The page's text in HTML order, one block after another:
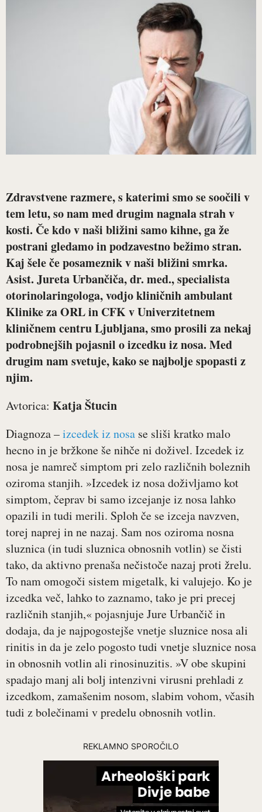
Zdravstvene razmere, s katerimi smo se soočili v
tem letu, so nam med drugim nagnala strah v
kosti. Če kdo v naši bližini samo kihne, ga že
postrani gledamo in podzavestno bežimo stran.
Kaj šele če posameznik v naši bližini smrka.
Asist. Jureta Urbančiča, dr. med., specialista
otorinolaringologa, vodjo kliničnih ambulant
Klinike za ORL in CFK v Univerzitetnem
kliničnem centru Ljubljana, smo prosili za nekaj
podrobnejših pojasnil o izcedku iz nosa. Med
drugim nam svetuje, kako se najbolje spopasti z
njim.
Avtorica: Katja Štucin
Diagnoza –izcedek iz nosa se sliši kratko malo
hecno in je bržkone še nihče ni doživel. Izcedek iz
nosa je namreč simptom pri zelo različnih boleznih
oziroma stanjih. »Izcedek iz nosa doživljamo kot
simptom, čeprav bi samo izcejanje iz nosa lahko
opazili in tudi merili. Sploh če se izceja navzven,
torej naprej in ne nazaj. Sam nos oziroma nosna
sluznica (in tudi sluznica obnosnih votlin) se čisti
tako, da aktivno prenaša nečistoče nazaj proti žrelu.
To nam omogoči sistem migetalk, ki valujejo. Ko je
izcedka več, lahko to zaznamo, tako je pri precej
različnih stanjih,« pojasnjuje Jure Urbančič in
dodaja, da je najpogostejše vnetje sluznice nosa ali
rinitis in da je zelo pogosto tudi vnetje sluznice nosa
in obnosnih votlin ali rinosinuzitis. »V obe skupini
spadajo manj ali bolj intenzivni virusni prehladi z
izcedkom, zamašenim nosom, slabim vohom, včasih
tudi z bolečinami v predelu obnosnih votlin.
REKLAMNO SPOROČILO